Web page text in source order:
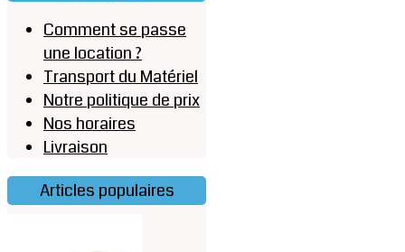
Comment se passe
une location ?
Transport du Matériel
Notre politique de prix
Nos horaires
Livraison
Articles populaires